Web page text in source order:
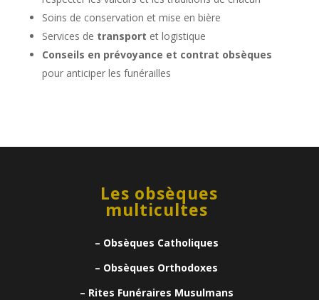
Soins de conservation et mise en bière
Services de transport et logistique
Conseils en prévoyance et contrat obsèques
pour anticiper les funérailles
Les obsèques
multicultes
– Obsèques Catholiques
– Obsèques Orthodoxes
– Rites Funéraires Musulmans